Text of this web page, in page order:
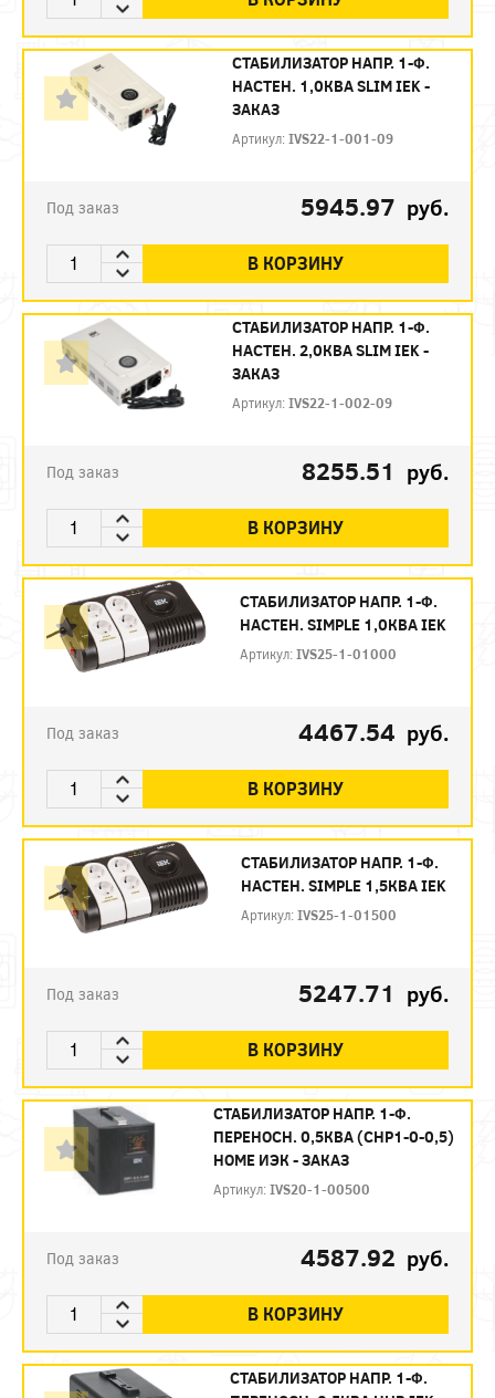
СТАБИЛИЗАТОР НАПР. 1-Ф.
НАСТЕН. 1,0КВА SLIM IEK -
ЗАКАЗ
Артикул:IVS22-1-001-09
Под заказ 5945.97 руб.
В КОРЗИНУ
СТАБИЛИЗАТОР НАПР. 1-Ф.
НАСТЕН. 2,0КВА SLIM IEK -
ЗАКАЗ
Артикул:IVS22-1-002-09
Под заказ 8255.51 руб.
В КОРЗИНУ
СТАБИЛИЗАТОР НАПР. 1-Ф.
НАСТЕН. SIMPLE 1,0КВА IEK
Артикул:IVS25-1-01000
Под заказ 4467.54 руб.
В КОРЗИНУ
СТАБИЛИЗАТОР НАПР. 1-Ф.
НАСТЕН. SIMPLE 1,5КВА IEK
Артикул:IVS25-1-01500
Под заказ 5247.71 руб.
В КОРЗИНУ
СТАБИЛИЗАТОР НАПР. 1-Ф.
ПЕРЕНОСН. 0,5КВA (СНР1-0-0,5)
HOME ИЭК - ЗАКАЗ
Артикул:IVS20-1-00500
Под заказ 4587.92 руб.
В КОРЗИНУ
СТАБИЛИЗАТОР НАПР. 1-Ф.